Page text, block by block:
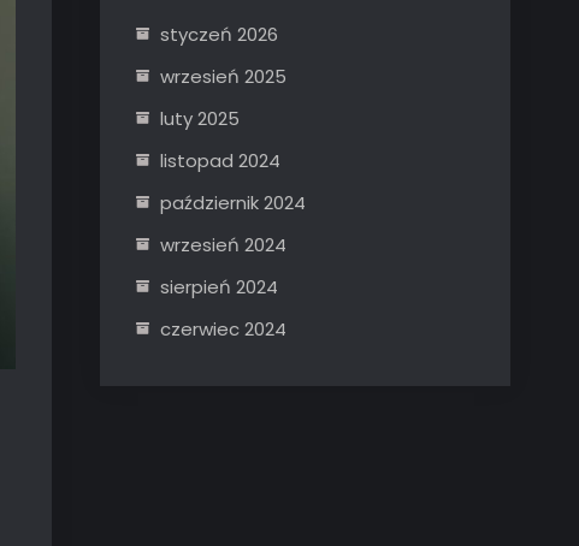
styczeń 2026
wrzesień 2025
luty 2025
listopad 2024
październik 2024
wrzesień 2024
sierpień 2024
czerwiec 2024